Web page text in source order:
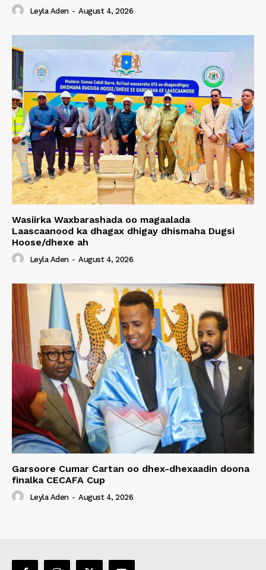
Leyla Aden - August 4, 2026
Wasiirka Waxbarashada oo magaalada
Laascaanood ka dhagax dhigay dhismaha Dugsi
Hoose/dhexe ah
Leyla Aden - August 4, 2026
Garsoore Cumar Cartan oo dhex-dhexaadin doona
finalka CECAFA Cup
Leyla Aden - August 4, 2026